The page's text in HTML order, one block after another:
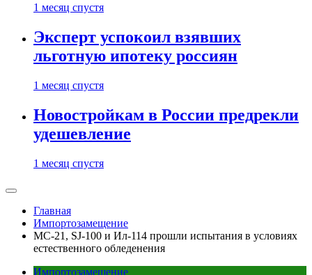
1 месяц спустя
Эксперт успокоил взявших
льготную ипотеку россиян
1 месяц спустя
Новостройкам в России предрекли
удешевление
1 месяц спустя
Главная
Импортозамещение
МС-21, SJ-100 и Ил-114 прошли испытания в условиях
естественного обледенения
Импортозамещение